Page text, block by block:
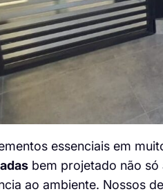
essenciais em
bem projetado não só
ao ambiente. Nossos